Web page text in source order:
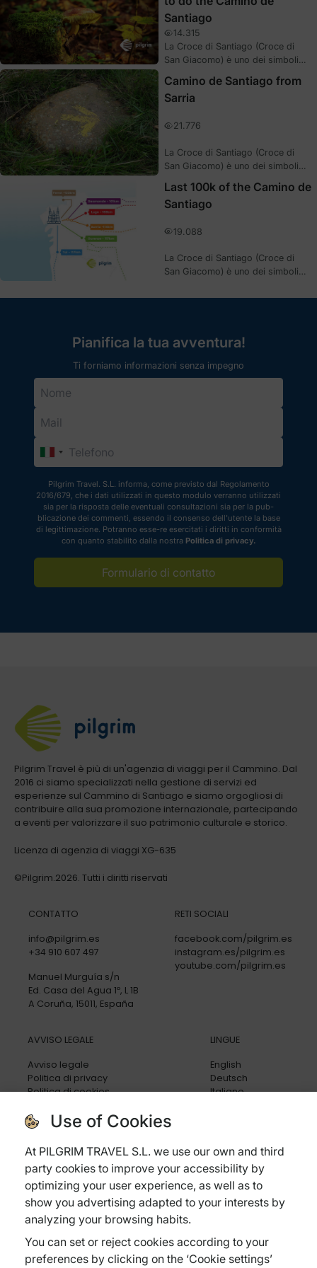
collegata all'Apostolo. Oggi
parliamo della sua origine e del
suo valore storico, oltre che di
alcuni esempi in cui è possibile
vederla rappresentata.
Santiago
14.315
La Croce di Santiago (Croce di
San Giacomo) è uno dei simboli
Cammino ed è direttamente
collegata all'Apostolo. Oggi
suo valore storico, oltre che di
vederla rappresentata.
Camino de Santiago from
Sarria
21.776
La Croce di Santiago (Croce di
San Giacomo) è uno dei simboli
Cammino ed è direttamente
collegata all'Apostolo. Oggi
suo valore storico, oltre che di
vederla rappresentata.
Last 100k of the Camino de
Santiago
19.088
La Croce di Santiago (Croce di
San Giacomo) è uno dei simboli
Cammino ed è direttamente
suo valore storico, oltre che di
vederla rappresentata.
Pianifica la tua avventura!
Ti forniamo informazioni senza impegno
Pilgrim Travel. S.L. informa, come previsto dal Regolamento
2016/679, che i dati utilizzati in questo modulo verranno utilizzati
sia per la risposta delle eventuali consultazioni sia per la pub-
blicazione dei commenti, essendo il consenso dell'utente la base
di legittimazione. Potranno esse-re esercitati i diritti in conformità
con quanto stabilito dalla nostra Politica di privacy.
Formulario di contatto
Pilgrim Travel è più di un'agenzia di viaggi per il Cammino. Dal
2016 ci siamo specializzati nella gestione di servizi ed
esperienze sul Cammino di Santiago e siamo orgogliosi di
contribuire alla sua promozione internazionale, partecipando
a eventi per valorizzare il suo patrimonio culturale e storico.
Licenza di agenzia di viaggi XG-635
©Pilgrim.2026. Tutti i diritti riservati
CONTATTO
info@pilgrim.es
+34 910 607 497
Manuel Murguía s/n
Ed. Casa del Agua 1º, L 1B
A Coruña, 15011, España
RETI SOCIALI
facebook.com/pilgrim.es
instagram.es/pilgrim.es
youtube.com/pilgrim.es
AVVISO LEGALE
Avviso legale
Politica di privacy
Politica di cookies
Politica di cancellazione
Assicurazione di viaggio
Domande frequenti
LINGUE
English
Deutsch
Italiano
Subvenciones:
Pyme Innova
Use of Cookies
At PILGRIM TRAVEL S.L. we use our own and third
party cookies to improve your accessibility by
optimizing your user experience, as well as to
show you advertising adapted to your interests by
analyzing your browsing habits.
You can set or reject cookies according to your
preferences by clicking on the ‘Cookie settings’